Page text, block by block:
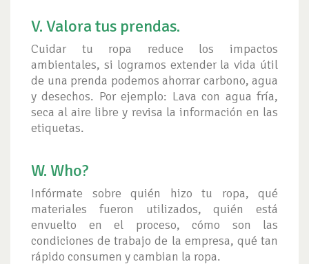
V. Valora tus prendas.
Cuidar tu ropa reduce los impactos
ambientales, si logramos extender la vida útil
de una prenda podemos ahorrar carbono, agua
y desechos. Por ejemplo: Lava con agua fría,
seca al aire libre y revisa la información en las
etiquetas.
W. Who?
Infórmate sobre quién hizo tu ropa, qué
materiales fueron utilizados, quién está
envuelto en el proceso, cómo son las
condiciones de trabajo de la empresa, qué tan
rápido consumen y cambian la ropa.